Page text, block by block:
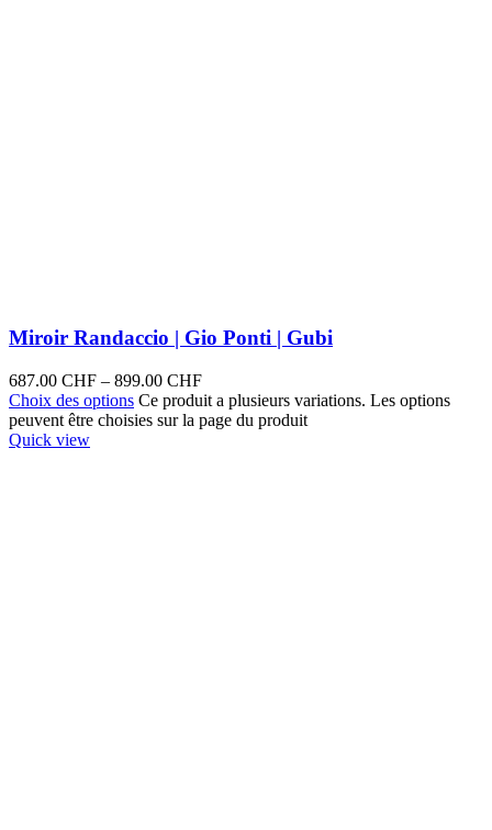
Miroir Randaccio | Gio Ponti | Gubi
687.00 CHF – 899.00 CHF
Choix des options Ce produit a plusieurs variations. Les options
peuvent être choisies sur la page du produit
Quick view